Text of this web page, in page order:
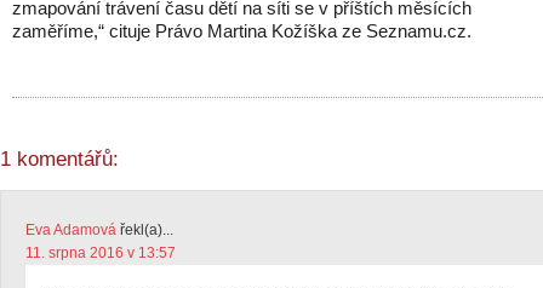
zmapování trávení času dětí na síti se v příštích měsících
zaměříme,“ cituje Právo Martina Kožíška ze Seznamu.cz.
1 komentářů:
Eva Adamová řekl(a)...
11. srpna 2016 v 13:57